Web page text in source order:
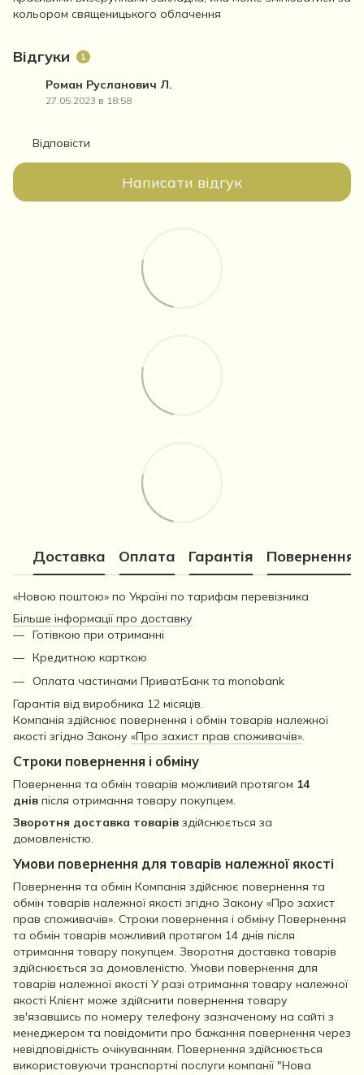
кольором священицького облачення
Відгуки 1
Роман Русланович Л.
27.05.2023 в 18:58
Відповісти
Написати відгук
Доставка Оплата Гарантія Повернення
«Новою поштою» по Україні по тарифам перевізника
Більше інформації про доставку
Готівкою при отриманні
Кредитною карткою
Оплата частинами ПриватБанк та monobank
Гарантія від виробника 12 місяців.
Компанія здійснює повернення і обмін товарів належної
якості згідно Закону «Про захист прав споживачів».
Строки повернення і обміну
Повернення та обмін товарів можливий протягом 14
днів після отримання товару покупцем.
Зворотня доставка товарів здійснюється за
домовленістю.
Умови повернення для товарів належної якості
Повернення та обмін Компанія здійснює повернення та
обмін товарів належної якості згідно Закону «Про захист
прав споживачів». Строки повернення і обміну Повернення
та обмін товарів можливий протягом 14 днів після
отримання товару покупцем. Зворотня доставка товарів
здійснюється за домовленістю. Умови повернення для
товарів належної якості У разі отримання товару належної
якості Клієнт може здійснити повернення товару
зв'язавшись по номеру телефону зазначеному на сайті з
менеджером та повідомити про бажання повернення через
невідповідність очікуванням. Повернення здійснюється
використовуючи транспортні послуги компанії "Нова